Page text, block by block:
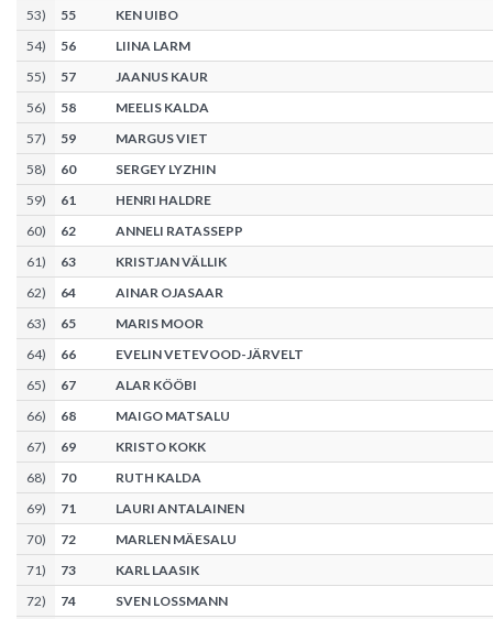
53) 55
KEN UIBO
54) 56
LIINA LARM
55) 57
JAANUS KAUR
56) 58
MEELIS KALDA
57) 59
MARGUS VIET
58) 60
SERGEY LYZHIN
59) 61
HENRI HALDRE
60) 62
ANNELI RATASSEPP
61) 63
KRISTJAN VÄLLIK
62) 64
AINAR OJASAAR
63) 65
MARIS MOOR
64) 66
EVELIN VETEVOOD-JÄRVELT
65) 67
ALAR KÖÖBI
66) 68
MAIGO MATSALU
67) 69
KRISTO KOKK
68) 70
RUTH KALDA
69) 71
LAURI ANTALAINEN
70) 72
MARLEN MÄESALU
71) 73
KARL LAASIK
72) 74
SVEN LOSSMANN